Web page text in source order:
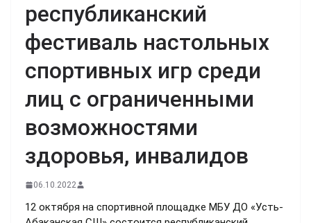
республиканский
фестиваль настольных
спортивных игр среди
лиц с ограниченными
возможностями
здоровья, инвалидов
06.10.2022
12 октября на спортивной площадке МБУ ДО «Усть-